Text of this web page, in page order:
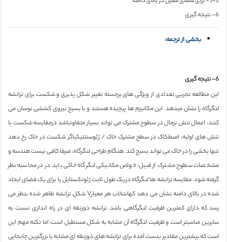
6- نتیجه گیری
بخشی از ترجمه:
6- نتیجه گیری
این مطالعه تجربی تعدادی از ویژگی های برجسته تغییر شکل پذیری و شکست برای ترانشه
لنگرگاه را نشان میدهد. این مکانیزم ها پیچیده هستند و با بسیج نیروی کششی نوسان می
کنند: اعمال تنش نرمال در سطوح مشترک می تواند بسیار متفاوتباشد درمقایسه شکست با
تنش های اولیه، اصطکاک در سطح مشترک خاک / ژئوسنتتیکیاگر شکست در خاک رخ دهد
تنها بخشی را در خاک می تواند بسیج کند. هنگام طراحی لنگرگاه، صرفا کافی نیست هندسه و
مشخصات سطوح مشترک از قبیل: خواص مکانیکی لنگرگاه خاکی باید در در محاسبه نظر
گرفته شود. مقایسه ترانشه ها لنگرگاه دریک طول ثابت ژئوتکستایل یا برای یک فضای ایجاد
شده در بالای دامنه نشان می دهد کهانتخاب هر معیارV شکل ترانشه ظاهر شده بنظر می
رسد که دارای کمترین ظرفیت لنگرگاهی باشد. ترانشه ذوزنقه ای در راه اندازی نسبت به
سایرین مناسبتر است و ظرفیت لنگرگاه آن مشابه به شکل مستطیل است، اما نکته مهم این
است که بیشترین مقادیر بدست آمده برای ترانشه های ذوزنقه ای مشابه با بزرگترین جابجایی